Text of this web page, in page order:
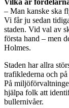
– Man kanske ska
Vi får ju sedan
staden. Vid val av
första hand – men
Holmes.
Staden har allra
trafiklederna och
På
hjälpa folk att
bullernivåer.